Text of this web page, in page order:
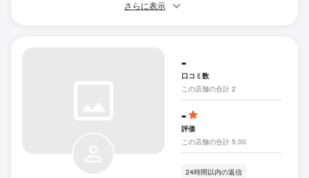
さらに表示
-
口コミ数
この店舗の合計 2
-
評価
この店舗の合計 5.00
24時間以内の返信